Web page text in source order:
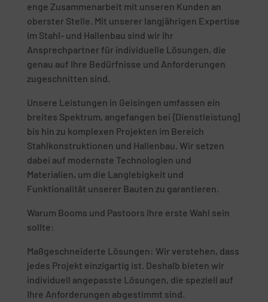
enge Zusammenarbeit mit unseren Kunden an
oberster Stelle. Mit unserer langjährigen Expertise
im Stahl- und Hallenbau sind wir Ihr
Ansprechpartner für individuelle Lösungen, die
genau auf Ihre Bedürfnisse und Anforderungen
zugeschnitten sind.
Unsere Leistungen in Geisingen umfassen ein
breites Spektrum, angefangen bei {Dienstleistung}
bis hin zu komplexen Projekten im Bereich
Stahlkonstruktionen und Hallenbau. Wir setzen
dabei auf modernste Technologien und
Materialien, um die Langlebigkeit und
Funktionalität unserer Bauten zu garantieren.
Warum Booms und Pastoors Ihre erste Wahl sein
sollte:
Maßgeschneiderte Lösungen: Wir verstehen, dass
jedes Projekt einzigartig ist. Deshalb bieten wir
individuell angepasste Lösungen, die speziell auf
Ihre Anforderungen abgestimmt sind.